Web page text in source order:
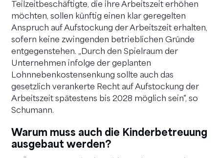
Teilzeitbeschäftigte, die ihre Arbeitszeit erhöhen
möchten, sollen künftig einen klar geregelten
Anspruch auf Aufstockung der Arbeitszeit erhalten,
sofern keine zwingenden betrieblichen Gründe
entgegenstehen. „Durch den Spielraum der
Unternehmen infolge der geplanten
Lohnnebenkostensenkung sollte auch das
gesetzlich verankerte Recht auf Aufstockung der
Arbeitszeit spätestens bis 2028 möglich sein“, so
Schumann.
Warum muss auch die Kinderbetreuung
ausgebaut werden?